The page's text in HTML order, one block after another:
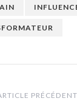
PRÉCÉDENT